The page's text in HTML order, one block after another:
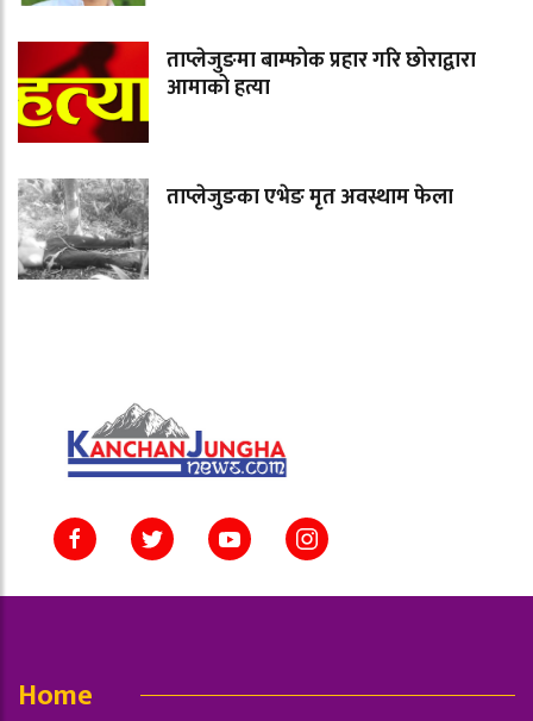
ताप्लेजुङमा बाम्फोक प्रहार गरि छोराद्वारा
आमाको हत्या
ताप्लेजुङका एभेङ मृत अवस्थाम फेला
Home